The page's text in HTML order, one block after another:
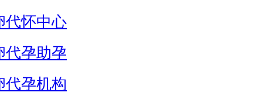
代怀中心
代孕助孕
代孕机构